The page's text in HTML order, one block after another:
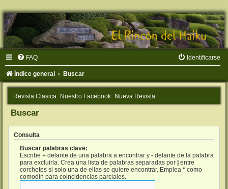
FAQ Identificarse
Índice general Buscar
Revista Clasica Nuestro Facebook Nueva Revista
Buscar
Consulta
Buscar palabras clave:
Escribe + delante de una palabra a encontrar y - delante de la palabra
para excluirla. Crea una lista de palabras separadas por
entre
corchetes si solo una de ellas se quiere encontrar. Emplea * como
comodín para coincidencias parciales.